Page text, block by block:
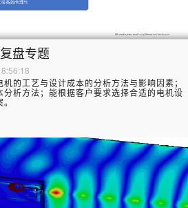
盘专题
机的工艺与设计成本的分析方法与影响因素；
分析方法；能根据客户要求选择合适的电机设